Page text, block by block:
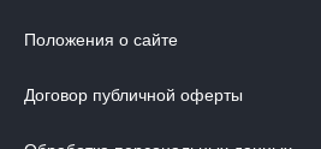
ВАННАЯ КОМНАТА
ОСВЕЩЕНИЕ ДЛЯ ИНТЕРЬЕРА
Положения о сайте
Договор публичной оферты